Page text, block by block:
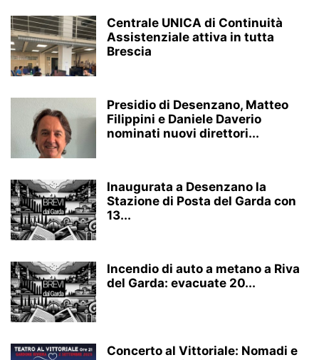
Centrale UNICA di Continuità
Assistenziale attiva in tutta
Brescia
Presidio di Desenzano, Matteo
Filippini e Daniele Daverio
nominati nuovi direttori...
Inaugurata a Desenzano la
Stazione di Posta del Garda con
13...
Incendio di auto a metano a Riva
del Garda: evacuate 20...
Concerto al Vittoriale: Nomadi e